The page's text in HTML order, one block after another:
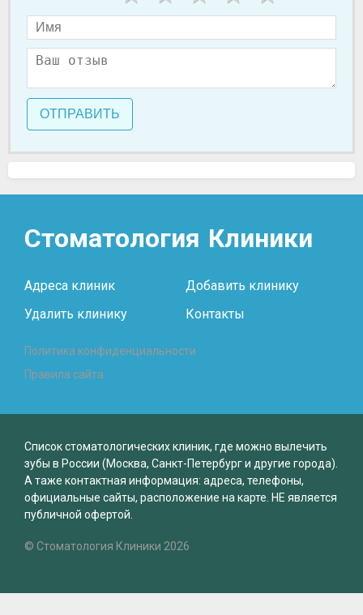
ОТПРАВИТЬ
Стоматология Клиники
Адреса клиник
Добавить клинику
Удалить клинику
Контакты
Политика конфиденциальности
Правила сайта
Список стоматологических клиник, где можно вылечить
зубы в России (Москва, Санкт-Петербург и другие города).
А таже контактная информация: адреса, телефоны,
официальные сайты, расположение на карте. НЕ является
публичной офертой.
© Стоматология Клиники 2026